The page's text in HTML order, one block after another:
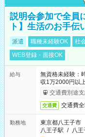
説明会参加で全員
ト】生活のお手伝
派遣 職種未経験OK 社
WEB登録・面接OK
給与
無資格未経験
収1万2000円以
交通費別途支
交通費 交通費
勤務地
東京都八王子市
八王子駅 / 八王